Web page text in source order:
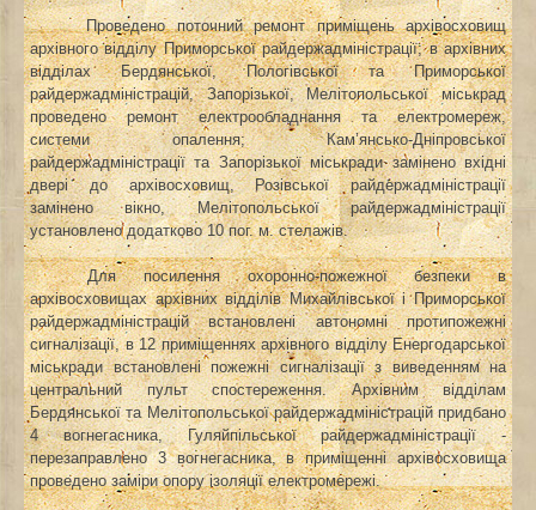
Проведено поточний ремонт приміщень архівосховищ
архівного відділу Приморської райдержадміністрації; в архівних
відділах Бердянської, Пологівської та Приморської
райдержадміністрацій, Запорізької, Мелітопольської міськрад
проведено ремонт електрообладнання та електромереж,
системи опалення; Кам’янсько-Дніпровської
райдержадміністрації та Запорізької міськради замінено вхідні
двері до архівосховищ, Розівської райдержадміністрації
замінено вікно, Мелітопольської райдержадміністрації
установлено додатково 10 пог. м. стелажів.
Для посилення охоронно-пожежної безпеки в
архівосховищах архівних відділів Михайлівської і Приморської
райдержадміністрацій встановлені автономні протипожежні
сигналізації, в 12 приміщеннях архівного відділу Енергодарської
міськради встановлені пожежні сигналізації з виведенням на
центральний пульт спостереження. Архівним відділам
Бердянської та Мелітопольської райдержадміністрацій придбано
4 вогнегасника, Гуляйпільської райдержадміністрації -
перезаправлено 3 вогнегасника, в приміщенні архівосховища
проведено заміри опору ізоляції електромережі.